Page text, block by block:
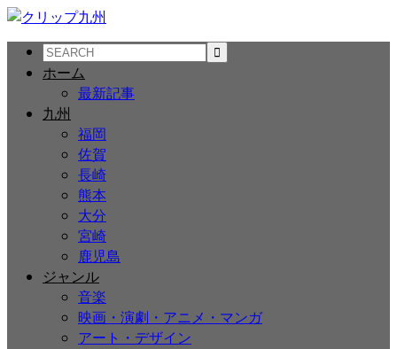
ホーム
最新記事
九州
福岡
佐賀
長崎
熊本
大分
宮崎
鹿児島
ジャンル
音楽
映画・演劇・アニメ・マンガ
アート・デザイン